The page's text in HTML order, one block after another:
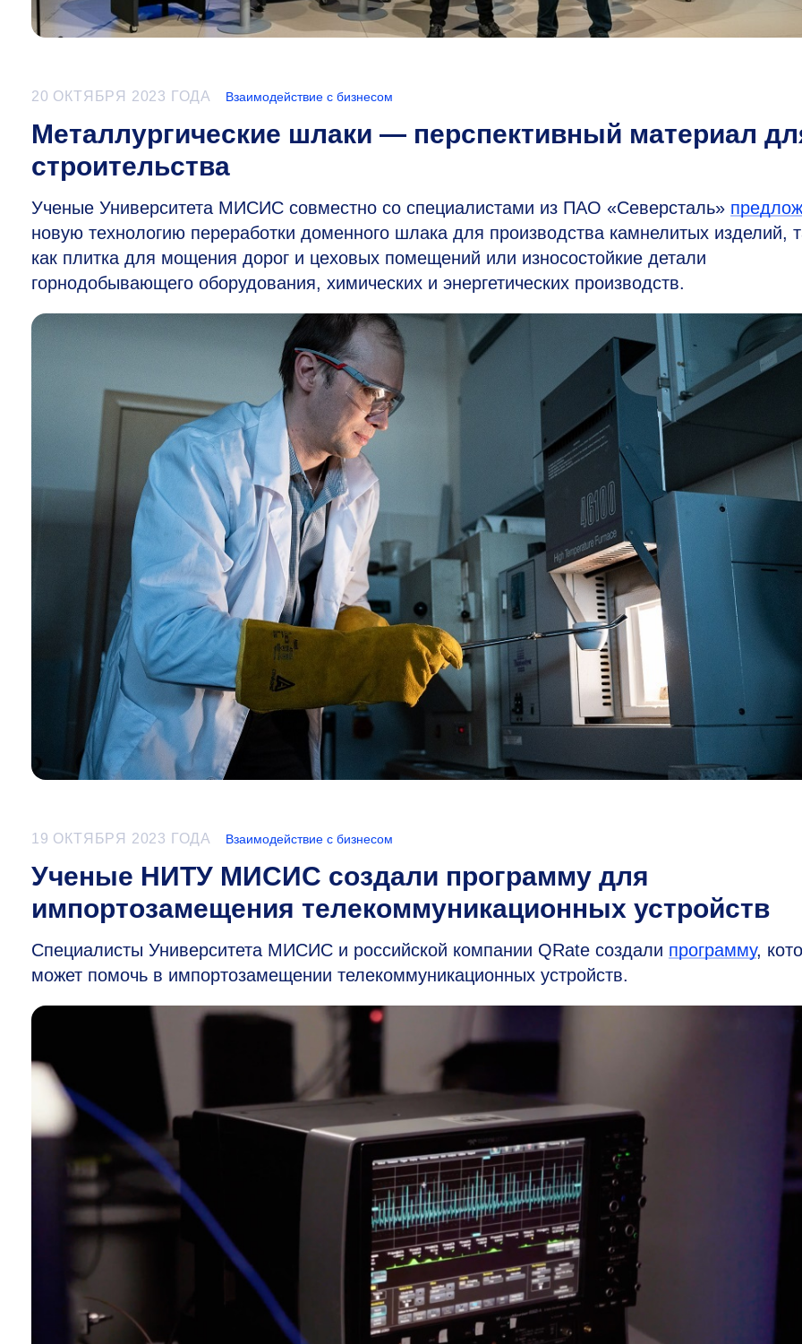
20 ОКТЯБРЯ 2023 ГОДА Взаимодействие с бизнесом
Металлургические шлаки — перспективный материал
строительства
Ученые Университета МИСИС совместно со специалистами из ПАО «Северсталь»
новую технологию переработки доменного шлака для производства камнелитых изделий,
как плитка для мощения дорог и цеховых помещений или износостойкие детали
горнодобывающего оборудования, химических и энергетических производств.
19 ОКТЯБРЯ 2023 ГОДА Взаимодействие с бизнесом
Ученые НИТУ МИСИС создали программу для
импортозамещения телекоммуникационных устройств
Специалисты Университета МИСИС и российской компании QRate создали программу,
может помочь в импортозамещении телекоммуникационных устройств.